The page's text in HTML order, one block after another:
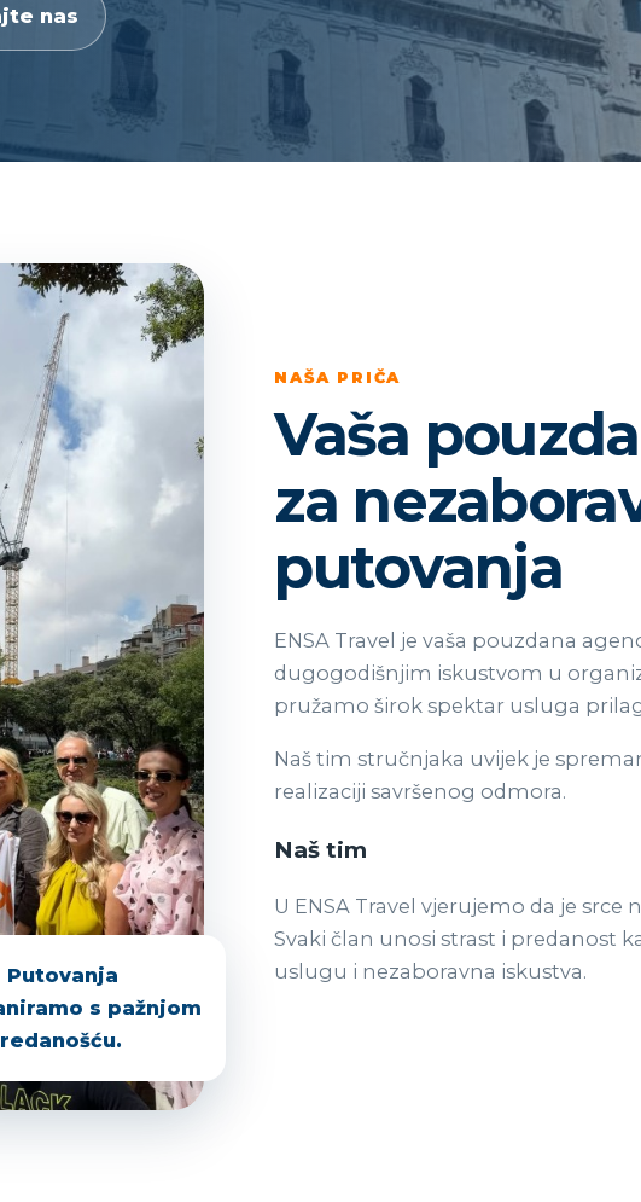
nas
Putovanja
s pažnjom
NAŠA PRIČA
Vaša
za
putovanja
ENSA Travel je vaša pouzdana
dugogodišnjim iskustvom u
pružamo širok spektar usluga
Naš tim stručnjaka uvijek je
realizaciji savršenog odmora.
Naš tim
U ENSA Travel vjerujemo da je
Svaki član unosi strast i predanost
uslugu i nezaboravna iskustva.